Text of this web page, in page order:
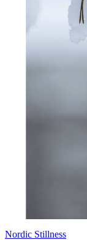
Nordic Stillness